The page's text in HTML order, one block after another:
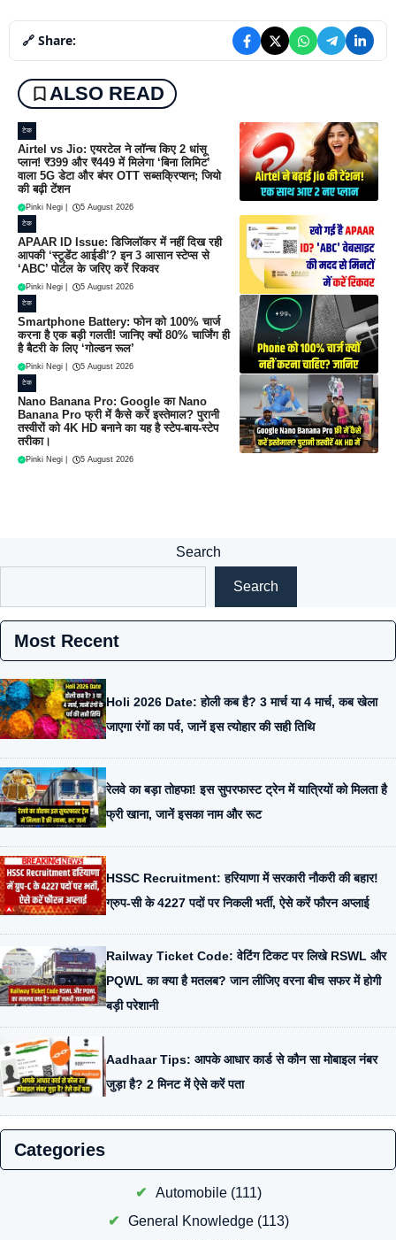
🔗 Share:
ALSO READ
टेक
Airtel vs Jio: एयरटेल ने लॉन्च किए 2 धांसू
प्लान! ₹399 और ₹449 में मिलेगा ‘बिना लिमिट’
वाला 5G डेटा और बंपर OTT सब्सक्रिप्शन; जियो
की बढ़ी टेंशन
Pinki Negi 5 August 2026
टेक
APAAR ID Issue: डिजिलॉकर में नहीं दिख रही
आपकी ‘स्टूडेंट आईडी’? इन 3 आसान स्टेप्स से
‘ABC’ पोर्टल के जरिए करें रिकवर
Pinki Negi 5 August 2026
टेक
Smartphone Battery: फोन को 100% चार्ज
करना है एक बड़ी गलती! जानिए क्यों 80% चार्जिंग ही
है बैटरी के लिए ‘गोल्डन रूल’
Pinki Negi 5 August 2026
टेक
Nano Banana Pro: Google का Nano
Banana Pro फ्री में कैसे करें इस्तेमाल? पुरानी
तस्वीरों को 4K HD बनाने का यह है स्टेप-बाय-स्टेप
तरीका।
Pinki Negi 5 August 2026
Search
Search
Most Recent
Holi 2026 Date: होली कब है? 3 मार्च या 4 मार्च, कब खेला
जाएगा रंगों का पर्व, जानें इस त्योहार की सही तिथि
रेलवे का बड़ा तोहफा! इस सुपरफास्ट ट्रेन में यात्रियों को मिलता है
फ्री खाना, जानें इसका नाम और रूट
HSSC Recruitment: हरियाणा में सरकारी नौकरी की बहार!
ग्रुप-सी के 4227 पदों पर निकली भर्ती, ऐसे करें फौरन अप्लाई
Railway Ticket Code: वेटिंग टिकट पर लिखे RSWL और
PQWL का क्या है मतलब? जान लीजिए वरना बीच सफर में होगी
बड़ी परेशानी
Aadhaar Tips: आपके आधार कार्ड से कौन सा मोबाइल नंबर
जुड़ा है? 2 मिनट में ऐसे करें पता
Categories
Automobile (111)
General Knowledge (113)